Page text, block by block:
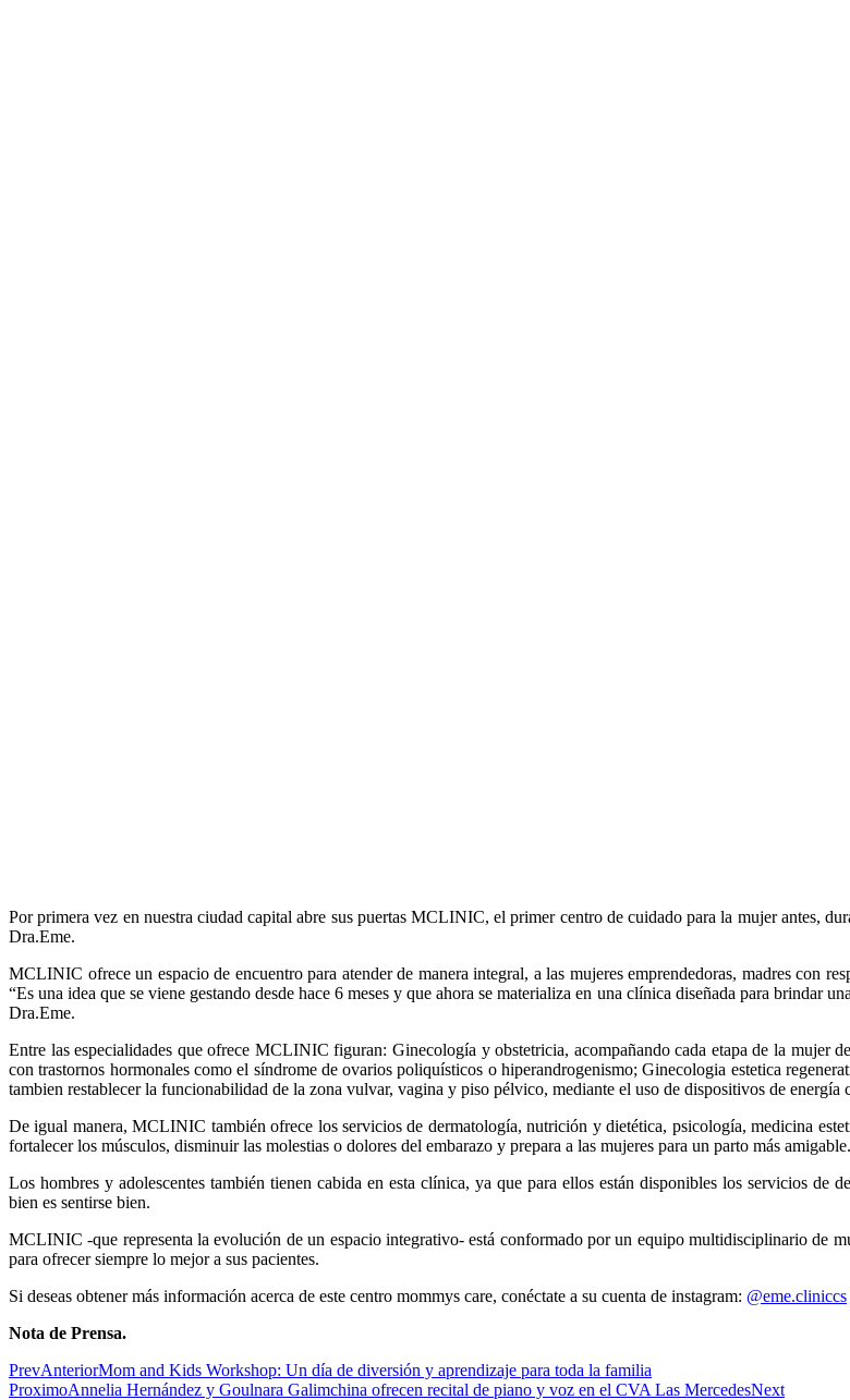
Por primera vez en nuestra ciudad capital abre sus puertas MCLINIC, el primer centro de cuidado para la mujer antes,
Dra.Eme.
MCLINIC ofrece un espacio de encuentro para atender de manera integral, a las mujeres emprendedoras, madres con
“Es una idea que se viene gestando desde hace 6 meses y que ahora se materializa en una clínica diseñada para brindar
Dra.Eme.
Entre las especialidades que ofrece MCLINIC figuran: Ginecología y obstetricia, acompañando cada etapa de la mujer
con trastornos hormonales como el síndrome de ovarios poliquísticos o hiperandrogenismo; Ginecologia estetica
tambien restablecer la funcionabilidad de la zona vulvar, vagina y piso pélvico, mediante el uso de dispositivos de
De igual manera, MCLINIC también ofrece los servicios de dermatología, nutrición y dietética, psicología, medicina
fortalecer los músculos, disminuir las molestias o dolores del embarazo y prepara a las mujeres para un parto más amigable.
Los hombres y adolescentes también tienen cabida en esta clínica, ya que para ellos están disponibles los servicios
bien es sentirse bien.
MCLINIC -que representa la evolución de un espacio integrativo- está conformado por un equipo multidisciplinario de
para ofrecer siempre lo mejor a sus pacientes.
Si deseas obtener más información acerca de este centro mommys care, conéctate a su cuenta de instagram: @eme.cliniccs
Nota de Prensa.
PrevAnteriorMom and Kids Workshop: Un día de diversión y aprendizaje para toda la familia
ProximoAnnelia Hernández y Goulnara Galimchina ofrecen recital de piano y voz en el CVA Las MercedesNext